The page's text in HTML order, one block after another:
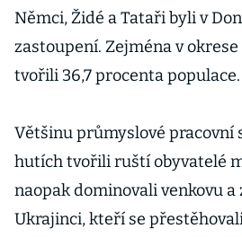
Němci, Židé a Tataři byli v
zastoupení. Zejména v okrese
tvořili 36,7 procenta populace.
Většinu průmyslové pracovní
hutích tvořili ruští obyvatelé
naopak dominovali venkovu a
Ukrajinci, kteří se